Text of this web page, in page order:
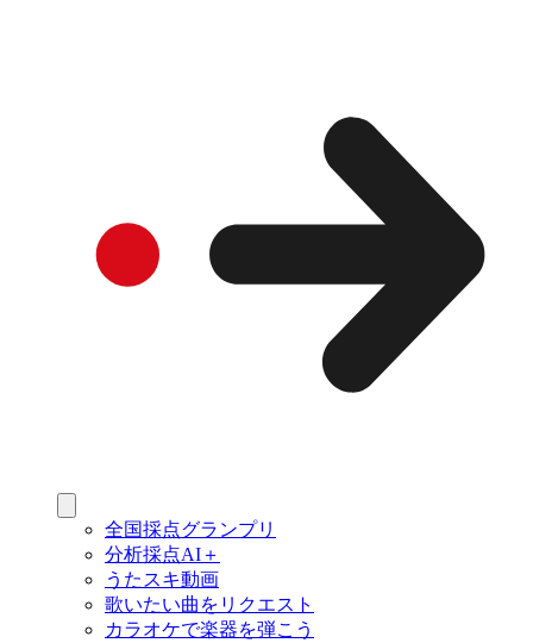
全国採点グランプリ
分析採点AI＋
うたスキ動画
歌いたい曲をリクエスト
カラオケで楽器を弾こう